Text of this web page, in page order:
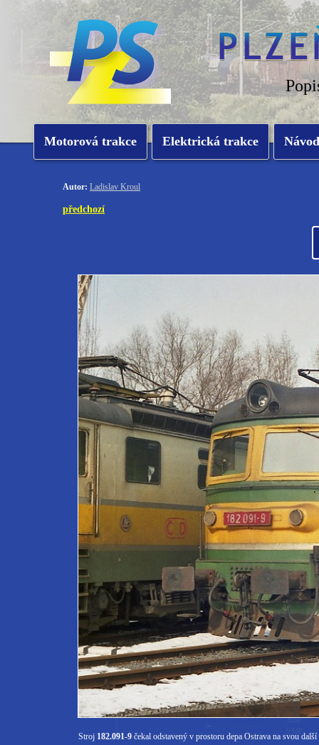
Motorová trakce Elektrická trakce
Autor: Ladislav Kroul
předchozí
Stroj 182.091-9 čekal odstavený v prostoru depa Ostrava na svou